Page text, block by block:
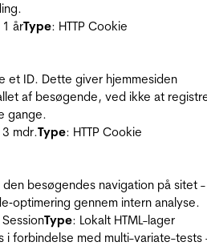
1 årType: HTTP Cookie
et ID. Dette giver hjemmesiden
af besøgende, ved ikke at
gange.
3 mdr.Type: HTTP Cookie
besøgendes navigation på sitet -
gennem intern analyse.
SessionType: Lokalt HTML-lager
i forbindelse med multi-variate-tests